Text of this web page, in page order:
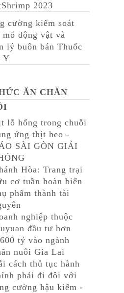
2023
cường kiểm soát
mổ động vật và
lý buôn bán Thuốc
Y
ĂN CHĂN
lỗ hổng trong chuỗi
ứng thịt heo -
SÀI GÒN GIẢI
Hòa: Trang trại
cơ tuần hoàn biến
phẩm thành tài
nghiệp thuộc
đầu tư hơn
tỷ vào ngành
nuôi Gia Lai
cách thủ tục hành
phải đi đôi với
cường hậu kiểm -